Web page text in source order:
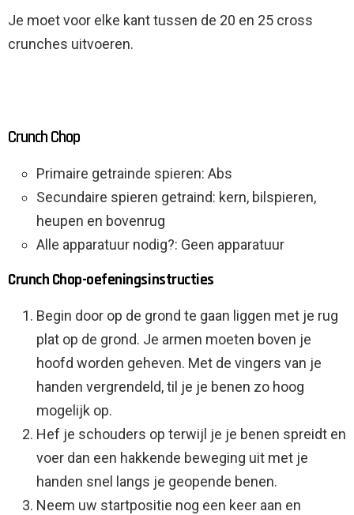
Je moet voor elke kant tussen de 20 en 25 cross
crunches uitvoeren.
Crunch Chop
Primaire getrainde spieren: Abs
Secundaire spieren getraind: kern, bilspieren,
heupen en bovenrug
Alle apparatuur nodig?: Geen apparatuur
Crunch Chop-oefeningsinstructies
Begin door op de grond te gaan liggen met je rug
plat op de grond. Je armen moeten boven je
hoofd worden geheven. Met de vingers van je
handen vergrendeld, til je je benen zo hoog
mogelijk op.
Hef je schouders op terwijl je je benen spreidt en
voer dan een hakkende beweging uit met je
handen snel langs je geopende benen.
Neem uw startpositie nog een keer aan en